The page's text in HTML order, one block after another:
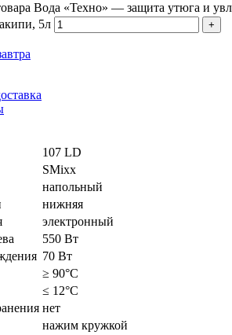
Вода «Техно» — защита утюга и
5л
107 LD
SMixx
напольный
нижняя
электронный
550 Вт
70 Вт
≥ 90°С
≤ 12°С
нет
нажим кружкой